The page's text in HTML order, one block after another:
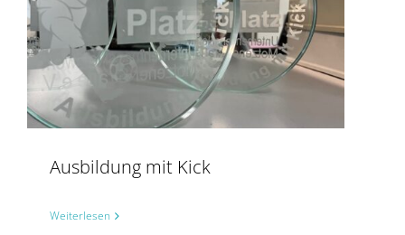
Ausbildung mit Kick
Weiterlesen